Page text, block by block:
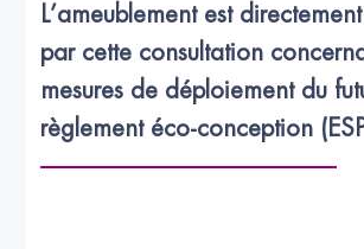
L’ameublement est
par cette consultation
mesures de déploiement du
règlement éco-conception